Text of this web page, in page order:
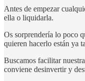
Antes de empezar
ella o liquidarla.
Os sorprendería lo poco
quieren hacerlo están ya
Buscamos facilitar
conviene desinvertir y